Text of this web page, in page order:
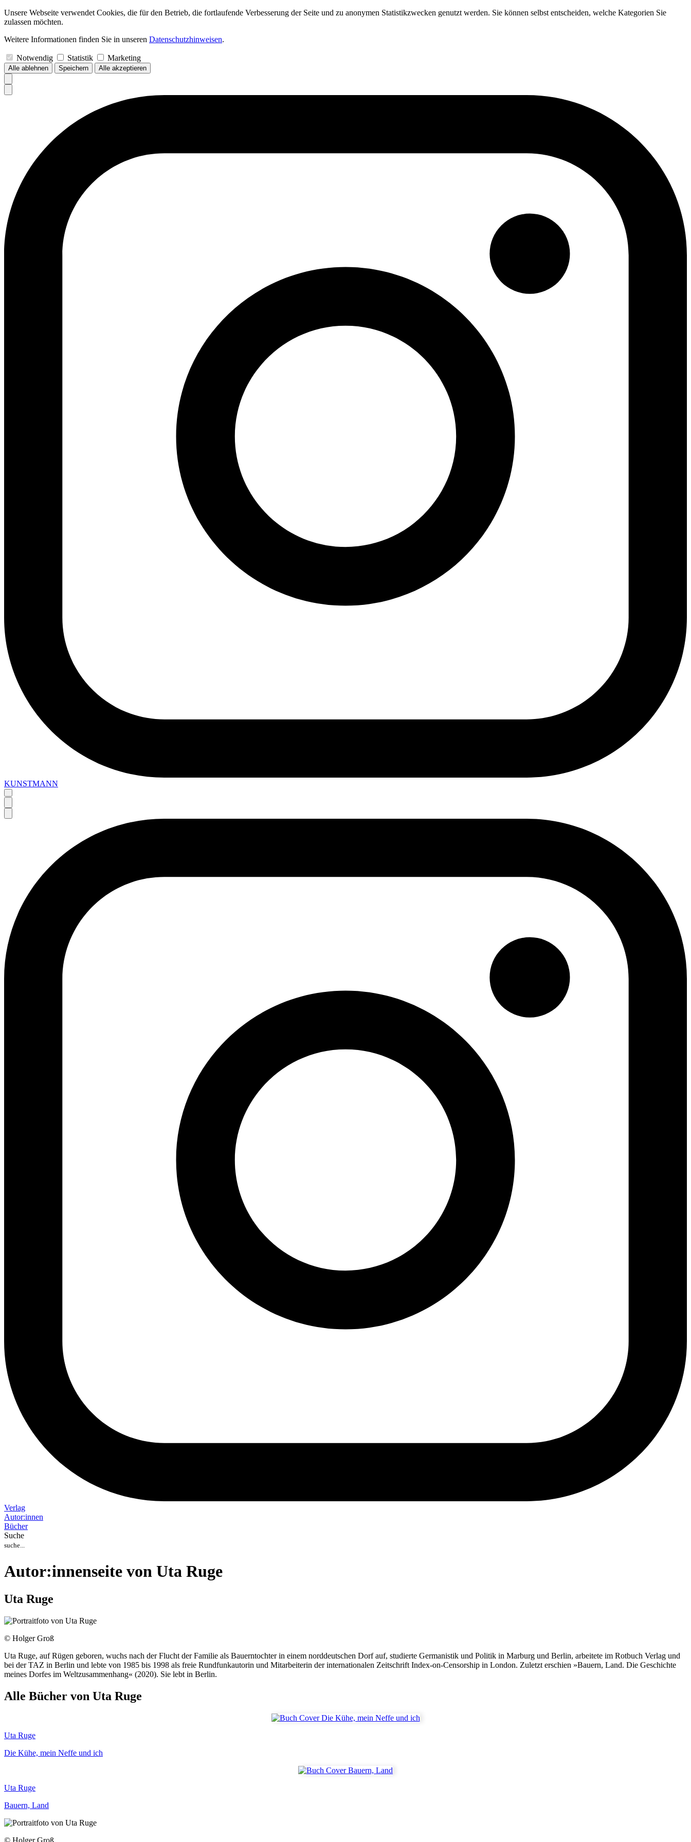
Unsere Webseite verwendet Cookies, die für den Betrieb, die fortlaufende Verbesserung der Seite und zu anonymen Statistikzwecken genutzt werden. Sie können selbst entscheiden, welche Kategorien Sie
zulassen möchten.
Weitere Informationen finden Sie in unseren Datenschutzhinweisen.
Notwendig Statistik Marketing
Alle ablehnen Speichern Alle akzeptieren
KUNSTMANN
Verlag
Autor:innen
Bücher
Suche
Autor:innenseite von Uta Ruge
Uta Ruge
© Holger Groß
Uta Ruge, auf Rügen geboren, wuchs nach der Flucht der Familie als Bauerntochter in einem norddeutschen Dorf auf, studierte Germanistik und Politik in Marburg und Berlin, arbeitete im Rotbuch Verlag und
bei der TAZ in Berlin und lebte von 1985 bis 1998 als freie Rundfunkautorin und Mitarbeiterin der internationalen Zeitschrift Index-on-Censorship in London. Zuletzt erschien »Bauern, Land. Die Geschichte
meines Dorfes im Weltzusammenhang« (2020). Sie lebt in Berlin.
Alle Bücher von Uta Ruge
Uta Ruge
Die Kühe, mein Neffe und ich
Uta Ruge
Bauern, Land
© Holger Groß